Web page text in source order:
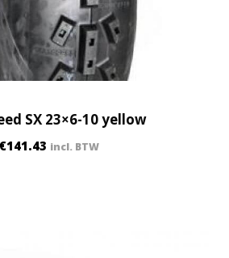
SX 23×6-10 yellow
€141.43 incl. BTW